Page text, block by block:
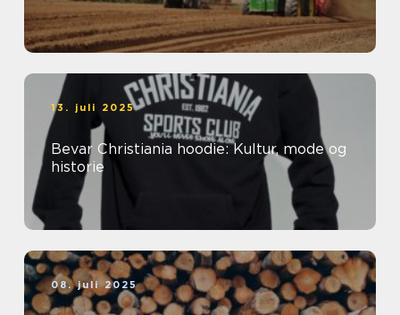
13. juli 2025
Bevar Christiania hoodie: Kultur, mode og
historie
08. juli 2025